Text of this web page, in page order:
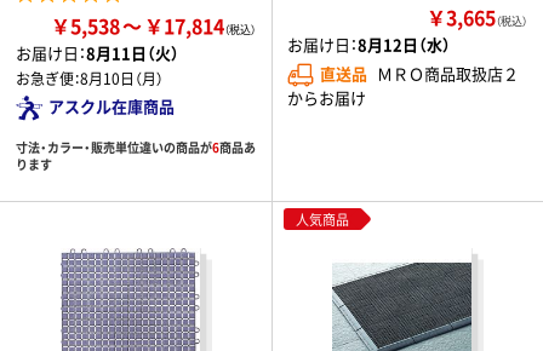
￥5,538 ￥17,814
お届け日：8月11日（火）
お急ぎ便：8月10日（月）
アスクル在庫商品
寸法・カラー・販売単位違いの商品が6商品あ
ります
￥3,665（税込）
お届け日：8月12日（水）
直送品 ＭＲＯ商品取扱店２
からお届け
人気商品